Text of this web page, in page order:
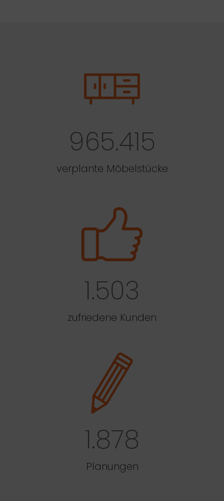
965.415
verplante Möbelstücke
1.503
zufriedene Kunden
1.878
Planungen